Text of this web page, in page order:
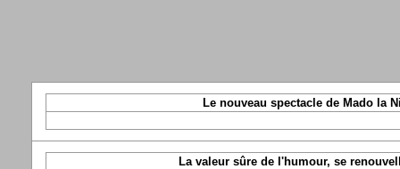
Le nouveau spectacle de Mado la
La valeur sûre de l'humour, se